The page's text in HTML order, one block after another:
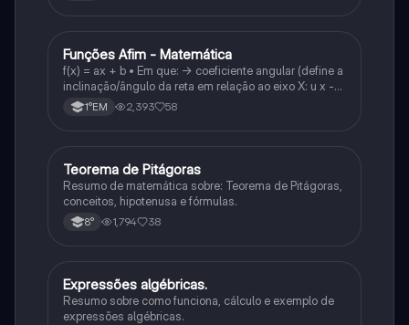
Matematica
Funções Afim - Matemática
f(x) = ax + b • Em que: -> coeficiente angular (define a
inclinação/ângulo da reta em relação ao eixo X: u x -
variável: a b → coeficiente linear (valor que corta o
eixo y).
1°EM 2,393 58
Matematica
Teorema de Pitágoras
Resumo de matemática sobre: Teorema de Pitágoras,
conceitos, hipotenusa e fórmulas.
8° 1,794 38
Matematica
Expressões algébricas.
Resumo sobre como funciona, cálculo e exemplo de
expressões algébricas.